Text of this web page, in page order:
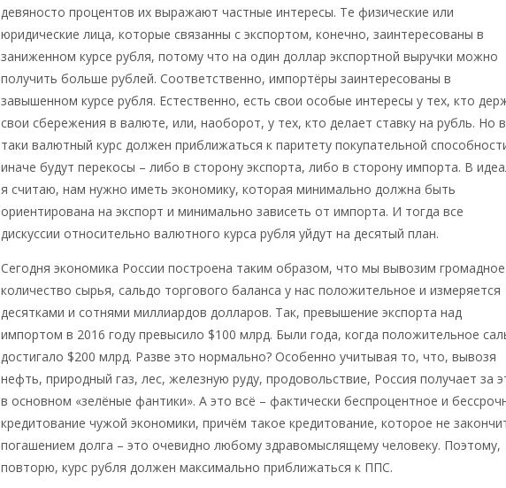
девяносто процентов их выражают частные интересы. Те физические или
юридические лица, которые связанны с экспортом, конечно, заинтересованы в
заниженном курсе рубля, потому что на один доллар экспортной выручки можно
получить больше рублей. Соответственно, импортёры заинтересованы в
завышенном курсе рубля. Естественно, есть свои особые интересы у тех, кто
свои сбережения в валюте, или, наоборот, у тех, кто делает ставку на рубль. Но
таки валютный курс должен приближаться к паритету покупательной
иначе будут перекосы – либо в сторону экспорта, либо в сторону импорта. В
я считаю, нам нужно иметь экономику, которая минимально должна быть
ориентирована на экспорт и минимально зависеть от импорта. И тогда все
дискуссии относительно валютного курса рубля уйдут на десятый план.
Сегодня экономика России построена таким образом, что мы вывозим громадное
количество сырья, сальдо торгового баланса у нас положительное и измеряется
десятками и сотнями миллиардов долларов. Так, превышение экспорта над
импортом в 2016 году превысило $100 млрд. Были года, когда положительное
достигало $200 млрд. Разве это нормально? Особенно учитывая то, что, вывозя
нефть, природный газ, лес, железную руду, продовольствие, Россия получает за
в основном «зелёные фантики». А это всё – фактически беспроцентное и
кредитование чужой экономики, причём такое кредитование, которое не
погашением долга – это очевидно любому здравомыслящему человеку. Поэтому,
повторю, курс рубля должен максимально приближаться к ППС.